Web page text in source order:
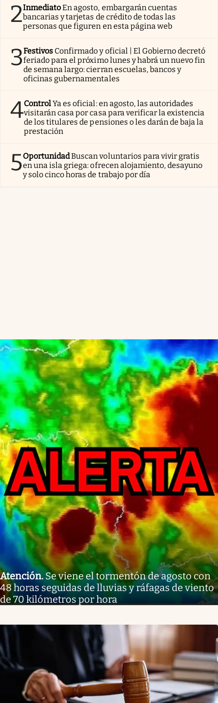
2InmediatoEn agosto, embargarán cuentas
bancarias y tarjetas de crédito de todas las
personas que figuren en esta página web
3Festivos Confirmado y oficial | El Gobierno decretó
feriado para el próximo lunes y habrá un nuevo fin
de semana largo: cierran escuelas, bancos y
oficinas gubernamentales
4ControlYa es oficial: en agosto, las autoridades
visitarán casa por casa para verificar la existencia
de los titulares de pensiones o les darán de baja la
prestación
5OportunidadBuscan voluntarios para vivir gratis
en una isla griega: ofrecen alojamiento, desayuno
y solo cinco horas de trabajo por día
Atención.Se viene el tormentón de agosto con
48 horas seguidas de lluvias y ráfagas de viento
de 70 kilómetros por hora